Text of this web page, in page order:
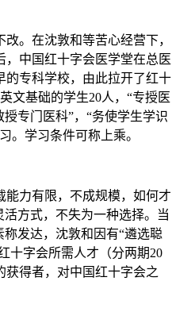
。 在沈敦和等苦心经营下，
中国红十字会医学堂在总医
的专科学校，由此拉开了红十
文基础的学生20人， “专授医
专门医科”，“务使学生学识
。学习条件可称上乘。
能力有限，不成规模，如何才
活方式，不失为一种选择。当
发达，沈敦和因有“遴选聪
十字会所需人才（分两期20
得者，对中国红十字会之